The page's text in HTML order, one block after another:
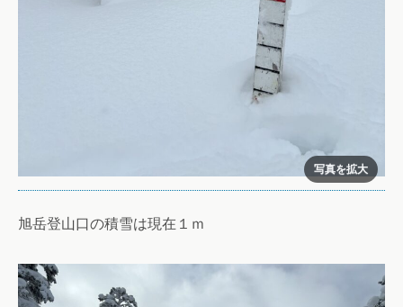
旭岳登山口の積雪は現在１ｍ